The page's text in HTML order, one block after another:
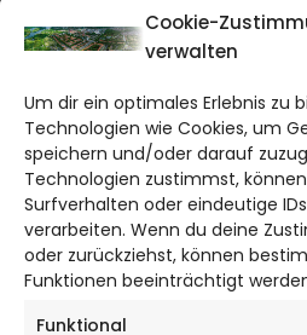
Cookie-
verwalten
Um dir ein optimales Erlebnis zu
Technologien wie Cookies, um
speichern und/oder darauf
Technologien zustimmst,
Surfverhalten oder eindeutige
verarbeiten. Wenn du deine
oder zurückziehst, können
Funktionen beeinträchtigt
Funktional
CITYLIFE!
Bruchtorwall 12
38100 Braunschweig
Telefon: 0531 387220 – 65
DAS
SALZGITTER